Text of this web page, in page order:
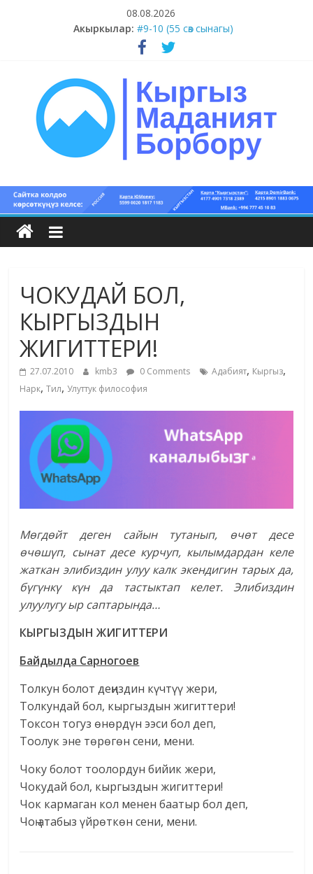
08.08.2026
Акыркылар: #9-10 (55 сөз сынагы)
#5-8 (55 сөз сынагы)
#1-4 (55 сөз сынагы)
#11-12 (55 сөз сынагы)
Кыргыз
маданият
Кыргыз
маданияты
жана
адабияты
ЧОКУДАЙ БОЛ,
КЫРГЫЗДЫН
ЖИГИТТЕРИ!
27.07.2010 kmb3 0 Comments Адабият, Кыргыз,
Нарк,Тил, Улуттук философия
Мөгдөйт деген сайын тутанып, өчөт десе
өчөшүп, сынат десе курчуп, кылымдардан келе
жаткан элибиздин улуу калк экендигин тарых да,
бүгүнкү күн да тастыктап келет. Элибиздин
улуулугу ыр саптарында…
КЫРГЫЗДЫН ЖИГИТТЕРИ
Байдылда Сарногоев
Толкун болот деңиздин күчтүү жери,
Толкундай бол, кыргыздын жигиттери!
Токсон тогуз өнөрдүн ээси бол деп,
Тоолук эне төрөгөн сени, мени.
Чоку болот тоолордун бийик жери,
Чокудай бол, кыргыздын жигиттери!
Чок кармаган кол менен баатыр бол деп,
Чоң атабыз үйрөткөн сени, мени.